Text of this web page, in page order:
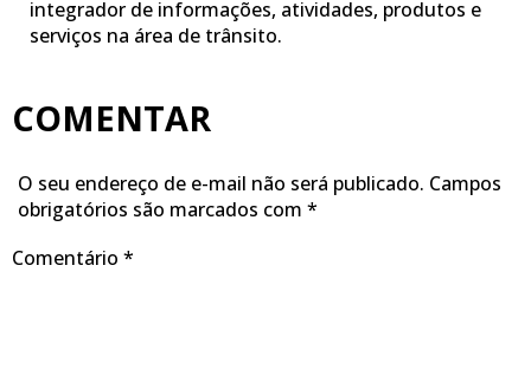
integrador de informações, atividades, produtos e
serviços na área de trânsito.
COMENTAR
O seu endereço de e-mail não será publicado. Campos
obrigatórios são marcados com *
Comentário *